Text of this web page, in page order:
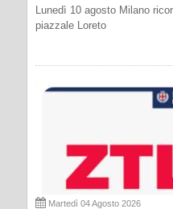
Lunedì 10 agosto Milano
piazzale Loreto
Martedì 04 Agosto 2026